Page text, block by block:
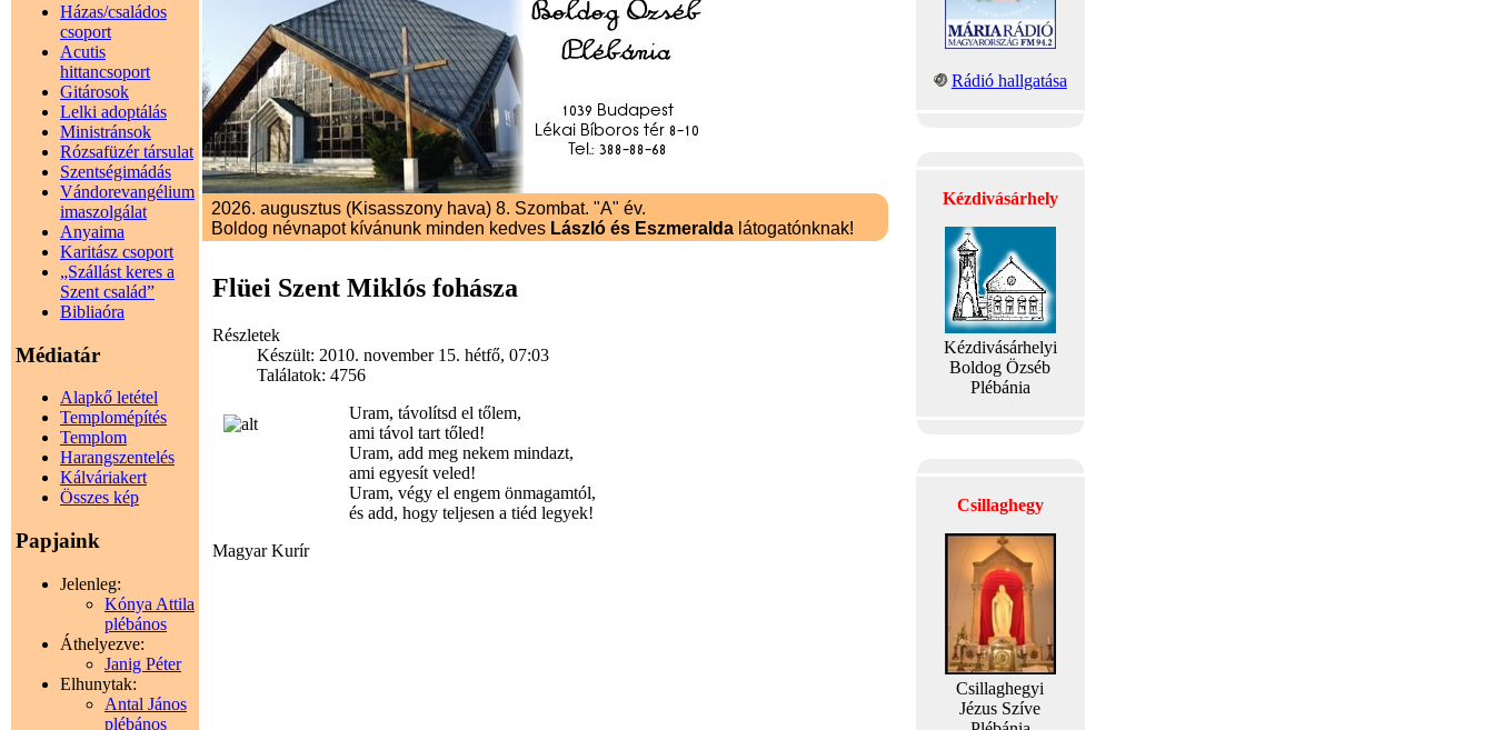
Házas/családos
csoport
Acutis
hittancsoport
Gitárosok
Lelki adoptálás
Ministránsok
Rózsafüzér társulat
Szentségimádás
Vándorevangélium
imaszolgálat
Anyaima
Karitász csoport
„Szállást keres a
Szent család”
Bibliaóra
Médiatár
Alapkő letétel
Templomépítés
Templom
Harangszentelés
Kálváriakert
Összes kép
Papjaink
Jelenleg:
Kónya Attila
plébános
Áthelyezve:
Janig Péter
Elhunytak:
Antal János
plébános
2026. augusztus (Kisasszony hava) 8. Szombat. "A" év.
Boldog névnapot kívánunk minden kedves László és Eszmeralda látogatónknak!
Flüei Szent Miklós fohásza
Részletek
Készült: 2010. november 15. hétfő, 07:03
Találatok: 4756
Uram, távolítsd el tőlem,
ami távol tart tőled!
Uram, add meg nekem mindazt,
ami egyesít veled!
Uram, végy el engem önmagamtól,
és add, hogy teljesen a tiéd legyek!
Magyar Kurír
Rádió hallgatása
Kézdivásárhely
Kézdivásárhelyi
Boldog Özséb
Plébánia
Csillaghegy
Csillaghegyi
Jézus Szíve